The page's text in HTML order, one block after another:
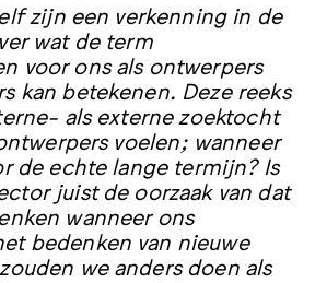
zijn een verkenning in de
wat de term
voor ons als ontwerpers
kan betekenen. Deze reeks
als externe zoektocht
voelen; wanneer
de echte lange termijn? Is
juist de oorzaak van dat
wanneer ons
bedenken van nieuwe
we anders doen als